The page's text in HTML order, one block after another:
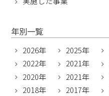
年別一覧
2026年 2025年
2022年
2021年
2020年
2021年
2018年
2017年